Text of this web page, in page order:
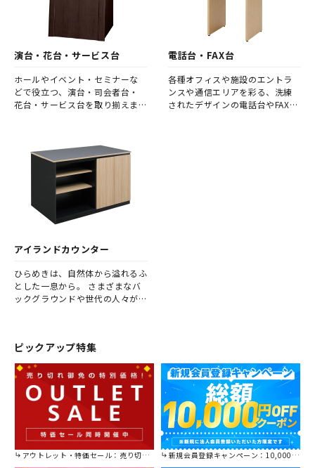
演台・花台・サービス台
ホールやイベント・セミナーな
どで役立つ、演台・司会者台・
花台・サービス台を取り揃えま
電話台・FAX台
各種オフィスや施設のエントラ
ンスや通信エリアを彩る、洗練
されたデザインの電話台やFAX
アイランドカウンター
ひらめきは、自然体から溢れるふ
とした一息から。 さまざまなバ
ックグラウンドや世代の人々が集
生み出す、憩いの空間を提供いた
します。
ピックアップ特集
アウトレット・特価セール：売り切れ御免の特別価格！ 新規会員登録キャンペーン：10,000円OFFクーポン進呈中！